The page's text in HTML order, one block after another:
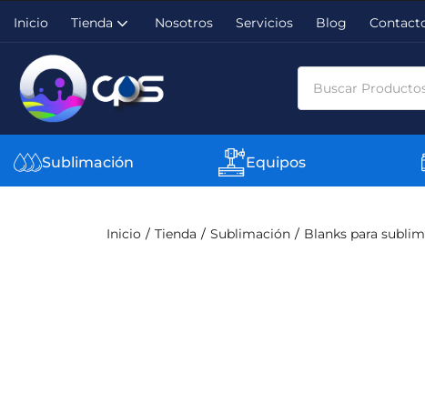
Inicio Tienda Nosotros Servicios Blog
Sublimación Equipos
Inicio Tienda Sublimación Blanks para